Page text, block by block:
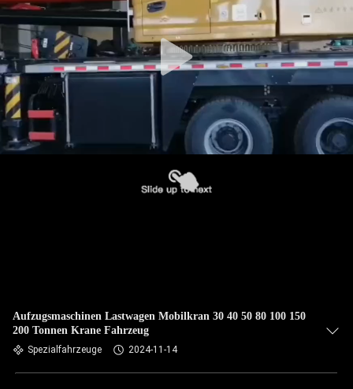
Aufzugsmaschinen Lastwagen Mobilkran 30 40 50 80 100 150
200 Tonnen Krane Fahrzeug
Spezialfahrzeuge 2024-11-14